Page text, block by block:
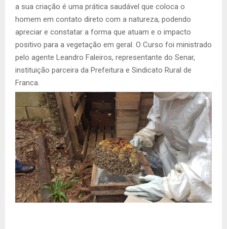
a sua criação é uma prática saudável que coloca o
homem em contato direto com a natureza, podendo
apreciar e constatar a forma que atuam e o impacto
positivo para a vegetação em geral. O Curso foi ministrado
pelo agente Leandro Faleiros, representante do Senar,
instituição parceira da Prefeitura e Sindicato Rural de
Franca.